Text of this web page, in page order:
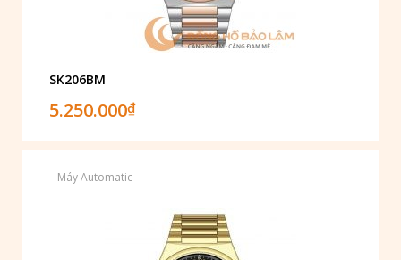
SK206BM
5.250.000₫
- Máy Automatic -